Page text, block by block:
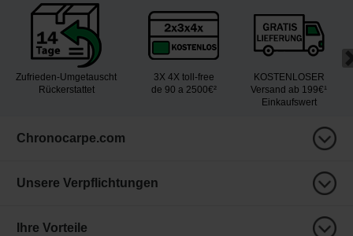
Zufrieden-Umgetauscht
Rückerstattet
3X 4X toll-free
de 90 a 2500€²
KOSTENLOSER
Versand ab 199€¹
Einkaufswert
Chronocarpe.com
Unsere Verpflichtungen
Ihre Vorteile